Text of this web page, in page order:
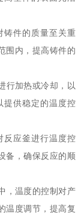
铸件的质量至关重
围内，提高铸件的
行加热或冷却，以
提供稳定的温度控
反应釜进行温度控
备，确保反应的顺
，温度的控制对产
温度调节，提高复